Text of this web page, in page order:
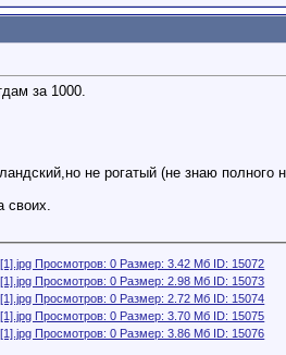
за 1000.
не рогатый (не знаю полного
своих.